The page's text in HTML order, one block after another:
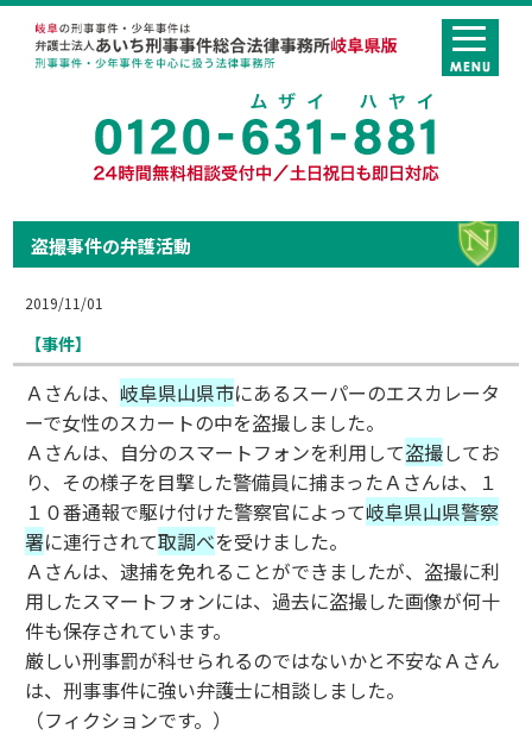
盗撮事件の弁護活動
2019/11/01
【事件】
Ａさんは、 岐阜県山県市にあるスーパーのエスカレータ
ーで女性のスカートの中を盗撮しました。
Ａさんは、自分のスマートフォンを利用して盗撮してお
り、その様子を目撃した警備員に捕まったＡさんは、１
１０番通報で駆け付けた警察官によって岐阜県山県警察
署に連行されて取調べを受けました。
Ａさんは、逮捕を免れることができましたが、盗撮に利
用したスマートフォンには、過去に盗撮した画像が何十
件も保存されています。
厳しい刑事罰が科せられるのではないかと不安なＡさん
は、刑事事件に強い弁護士に相談しました。
（フィクションです。）